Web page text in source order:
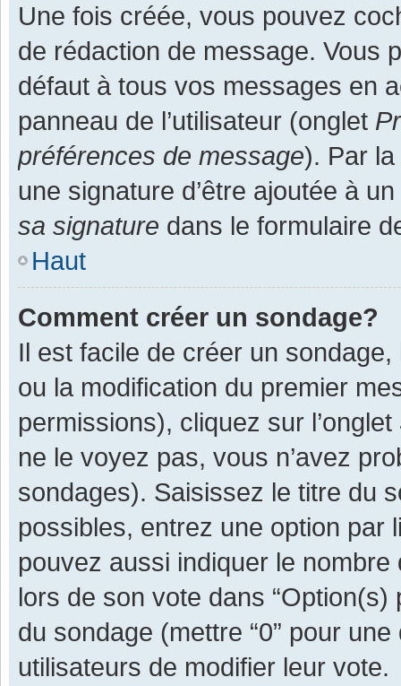
Une fois créée, vous pouvez
de rédaction de message. Vous
défaut à tous vos messages en
panneau de l’utilisateur (onglet
préférences de message). Par
une signature d’être ajoutée à
sa signature dans le formulaire
Haut
Comment créer un sondage?
Il est facile de créer un
ou la modification du premier
permissions), cliquez sur l’onglet
ne le voyez pas, vous n’avez
sondages). Saisissez le titre du
possibles, entrez une option par
pouvez aussi indiquer le
lors de son vote dans “Option(s)
du sondage (mettre “0” pour
utilisateurs de modifier leur vote.